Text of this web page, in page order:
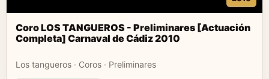
Coro LOS TANGUEROS - Preliminares [Actuación
Completa] Carnaval de Cádiz 2010
Los tangueros · Coros · Preliminares